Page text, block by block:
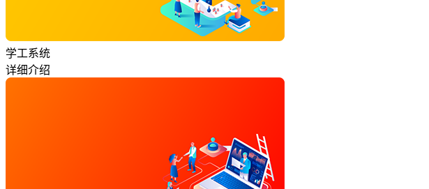
学工系统
详细介绍